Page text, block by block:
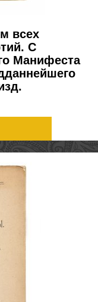
всех
С
Манифеста